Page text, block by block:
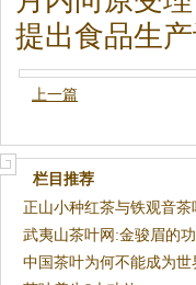
提出食品生产
上一篇
栏目推荐
正山小种红茶与铁观音茶
武夷山茶叶网:金骏眉的
中国茶叶为何不能成为世